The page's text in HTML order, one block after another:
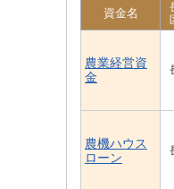
資金名
農業経営資
金
農機ハウス
ローン